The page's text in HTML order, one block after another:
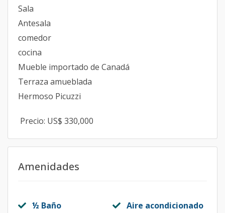
Sala
Antesala
comedor
cocina
Mueble importado de Canadá
Terraza amueblada
Hermoso Picuzzi
Precio: US$ 330,000
Amenidades
½ Baño Aire acondicionado